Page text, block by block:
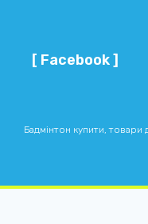
[ Facebook ]
Бадмінтон купити,